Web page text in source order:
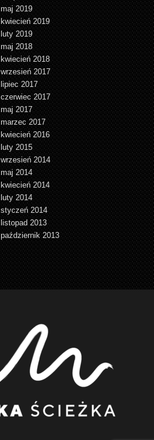
maj 2019
kwiecień 2019
luty 2019
maj 2018
kwiecień 2018
wrzesień 2017
lipiec 2017
czerwiec 2017
maj 2017
marzec 2017
kwiecień 2016
luty 2015
wrzesień 2014
maj 2014
kwiecień 2014
luty 2014
styczeń 2014
listopad 2013
październik 2013